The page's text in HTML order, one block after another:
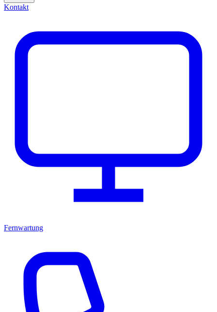
Kontakt
Fernwartung